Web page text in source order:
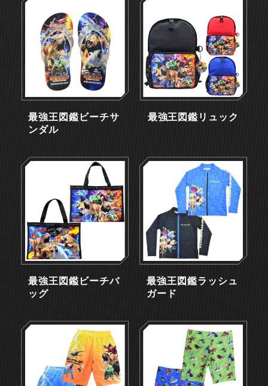
最強王図鑑ビーチサ
ンダル
最強王図鑑リュック
最強王図鑑ビーチバ
ッグ
最強王図鑑ラッシュ
ガード